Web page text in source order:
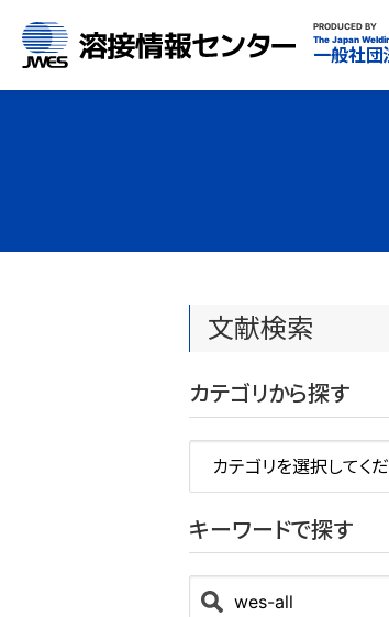
溶接情報センター
PRODUCED BY
The Japan
一般社団
文献検索
カテゴリから探す
キーワードで探す